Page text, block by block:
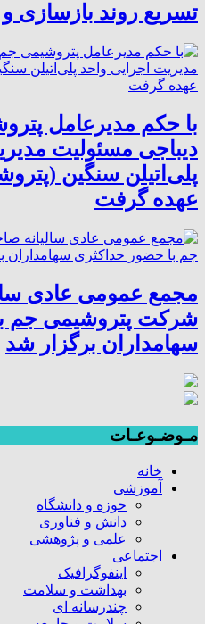
تسریع روند بازسازی
با حکم مدیرعامل
دیباجی مسئولیت
پلی‌اتیلن سنگین
عهده گرفت
مجمع عمومی عادی
شرکت پتروشیمی جم
سهامداران برگزار شد
مـوضـوعـات
خانه
آموزشی
حوزه و دانشگاه
دانش و فناوری
علمی و پژوهشی
اجتماعی
اینفوگرافیک
بهداشت و سلامت
چندرسانه ای